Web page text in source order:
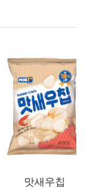
맛새우칩